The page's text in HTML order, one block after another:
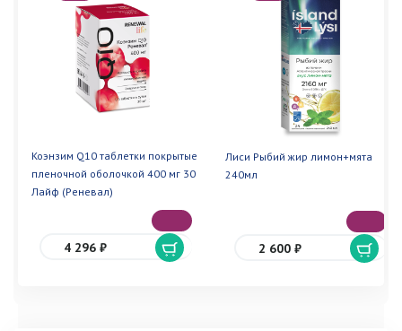
Коэнзим Q10 таблетки покрытые
пленочной оболочкой 400 мг 30
Лайф (Реневал)
4 296 ₽
Лиси Рыбий жир лимон+мята
240мл
2 600 ₽